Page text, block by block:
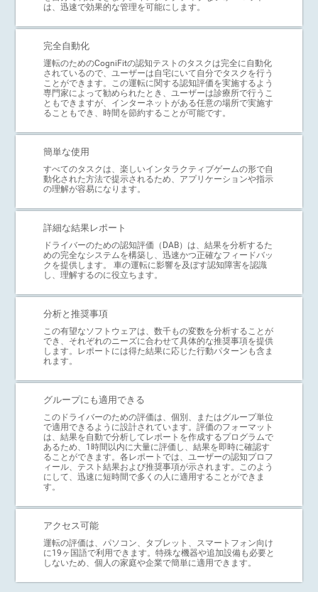
は、迅速で効果的な管理を可能にします。
完全自動化
運転のためのCogniFitの認知テストのタスクは完全に自動化
されているので、ユーザーは自宅にいて自分でタスクを行う
ことができます。この運転に関する認知評価を実施するよう
専門家によって勧められたとき、ユーザーは診療所で行うこ
ともできますが、インターネットがある任意の場所で実施す
ることもでき、時間を節約することが可能です。
簡単な使用
すべてのタスクは、楽しいインタラクティブゲームの形で自
動化された方法で提示されるため、アプリケーションや指示
の理解が容易になります。
詳細な結果レポート
ドライバーのための認知評価（DAB）は、結果を分析するた
めの完全なシステムを構築し、迅速かつ正確なフィードバッ
クを提供します。 車の運転に影響を及ぼす認知障害を認識
し、理解するのに役立ちます。
分析と推奨事項
この有望なソフトウェアは、数千もの変数を分析することが
でき、それぞれのニーズに合わせて具体的な推奨事項を提供
します。レポートには得た結果に応じた行動パターンも含ま
れます。
グループにも適用できる
このドライバーのための評価は、個別、またはグループ単位
で適用できるように設計されています。評価のフォーマット
は、結果を自動で分析してレポートを作成するプログラムで
あるため、1時間以内に大量に評価し、結果を即時に確認す
ることができます。各レポートでは、ユーザーの認知プロフ
ィール、テスト結果および推奨事項が示されます。このよう
にして、迅速に短時間で多くの人に適用することができま
す。
アクセス可能
運転の評価は、パソコン、タブレット、スマートフォン向け
に19ヶ国語で利用できます。特殊な機器や追加設備も必要と
しないため、個人の家庭や企業で簡単に適用できます。